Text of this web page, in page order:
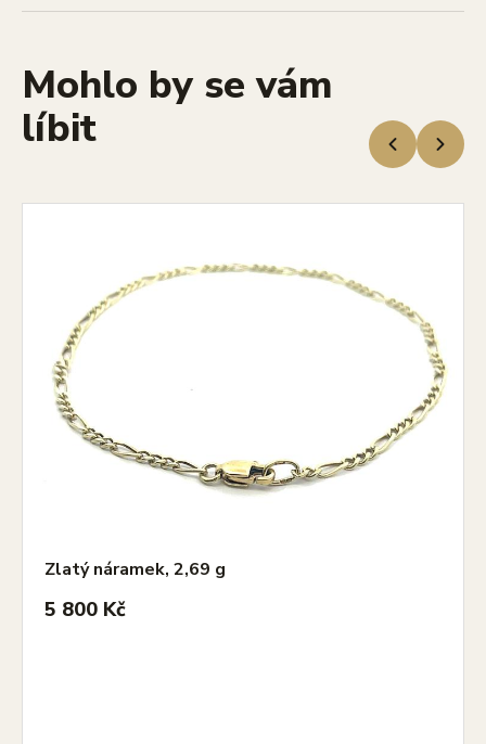
Mohlo by se vám
líbit
Zlatý náramek, 2,69 g
5 800 Kč